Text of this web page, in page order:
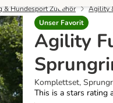
& Hundesport Zubehör Agility
Unser Favorit
Agility
Komplettset,
This is a stars rating